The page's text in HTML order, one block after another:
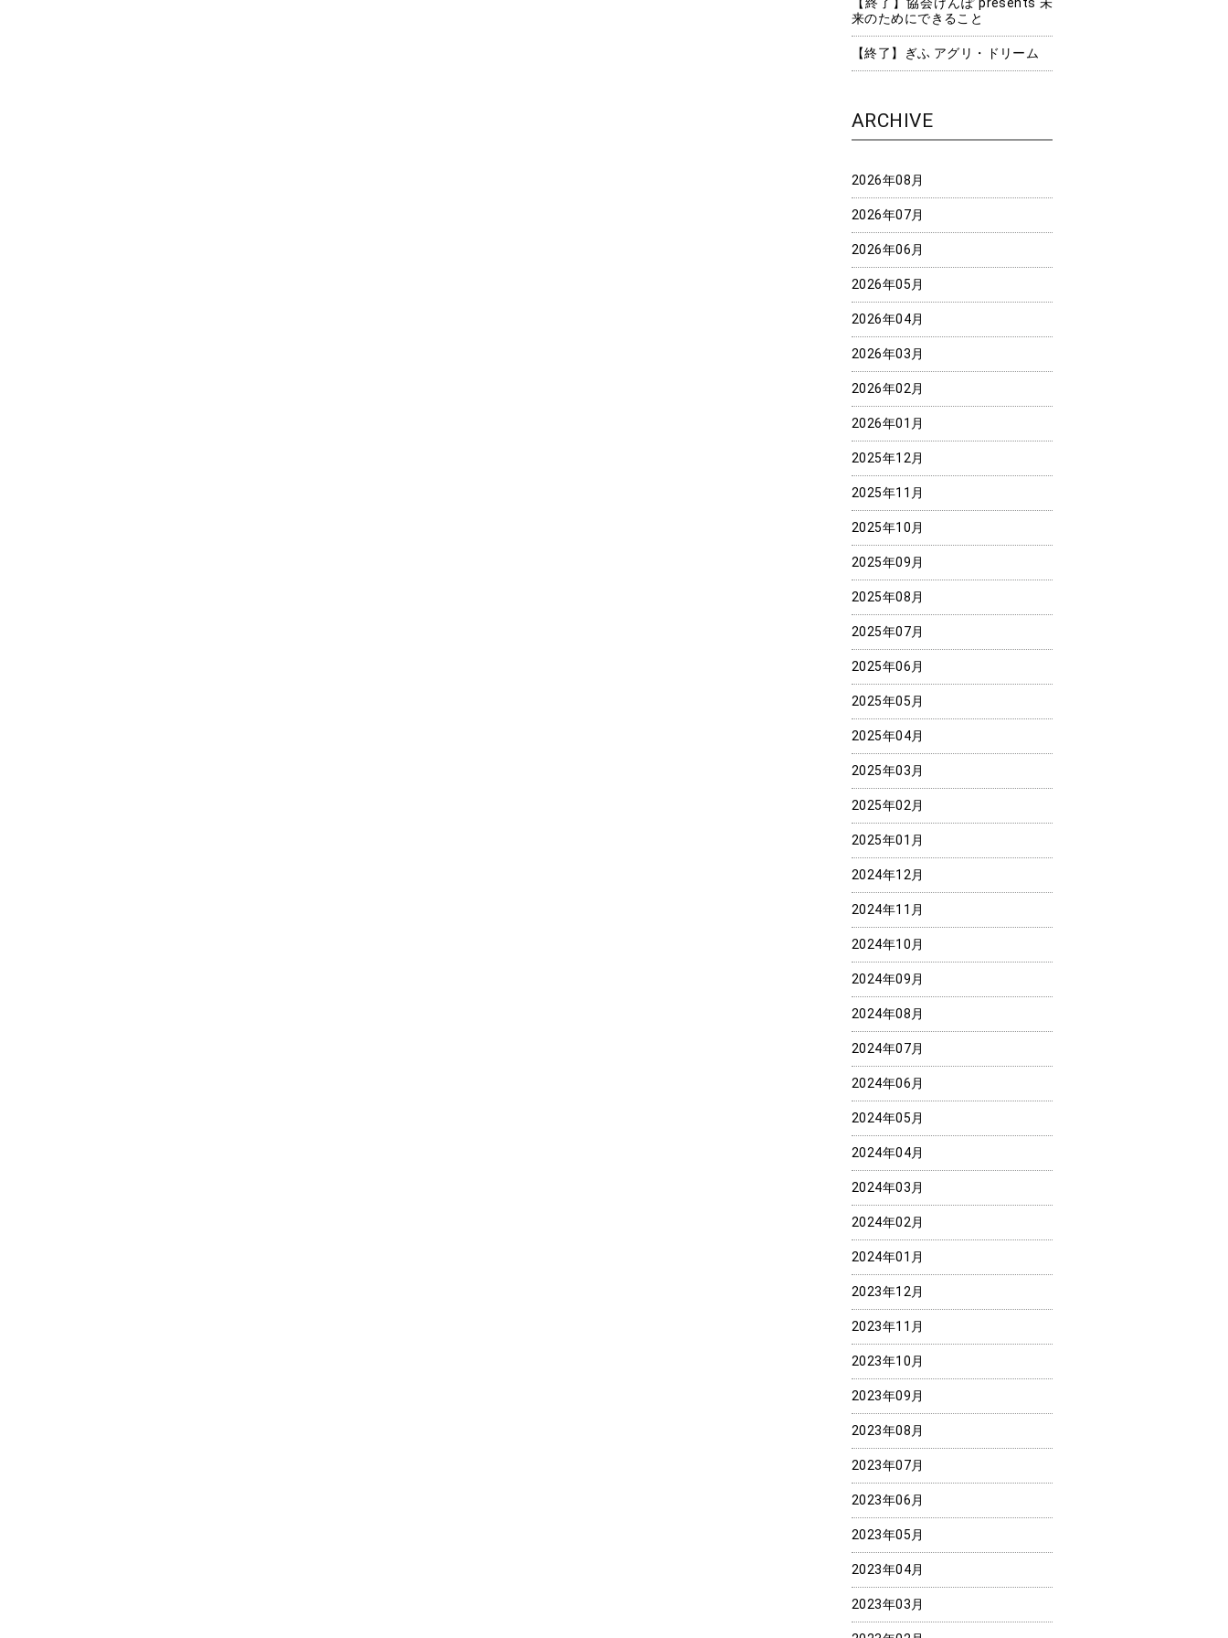
来のためにできること
【終了】ぎふ アグリ・ドリーム
ARCHIVE
2026年08月
2026年07月
2026年06月
2026年05月
2026年04月
2026年03月
2026年02月
2026年01月
2025年12月
2025年11月
2025年10月
2025年09月
2025年08月
2025年07月
2025年06月
2025年05月
2025年04月
2025年03月
2025年02月
2025年01月
2024年12月
2024年11月
2024年10月
2024年09月
2024年08月
2024年07月
2024年06月
2024年05月
2024年04月
2024年03月
2024年02月
2024年01月
2023年12月
2023年11月
2023年10月
2023年09月
2023年08月
2023年07月
2023年06月
2023年05月
2023年04月
2023年03月